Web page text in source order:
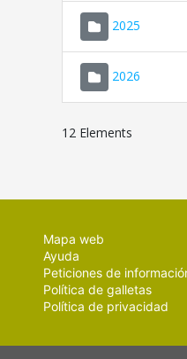
2025
2026
12 Elements
Mapa web
Ayuda
Peticiones de
Política de galletas
Política de privacidad